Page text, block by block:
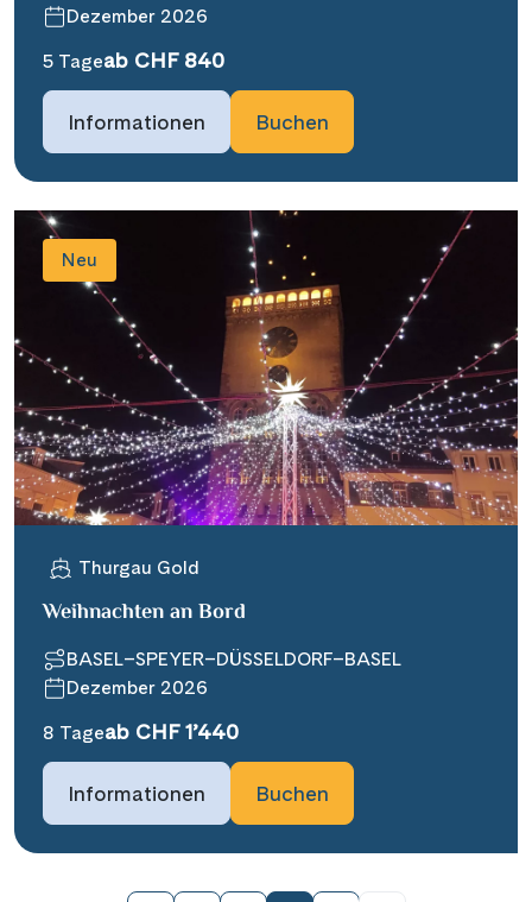
Dezember 2026
5 Tageab CHF 840
Informationen Buchen
Neu
Thurgau Gold
Weihnachten an Bord
BASEL–SPEYER–DÜSSELDORF–BASEL
Dezember 2026
8 Tageab CHF 1’440
Informationen Buchen